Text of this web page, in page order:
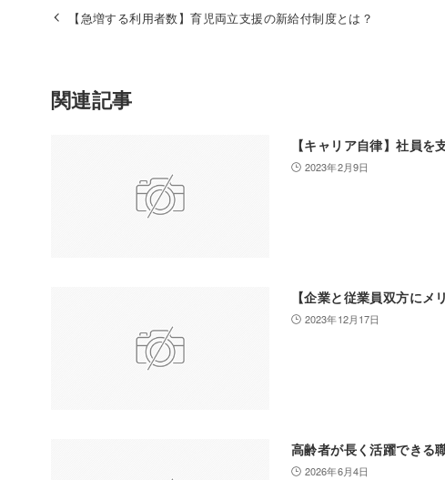
【急増する利用者数】育児両立支援の新給付制度とは？
関連記事
【キャリア自律】社員
2023年2月9日
【企業と従業員双方に
2023年12月17日
高齢者が長く活躍できる
2026年6月4日